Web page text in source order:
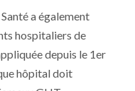
a également
hospitaliers de
depuis le 1er
hôpital doit